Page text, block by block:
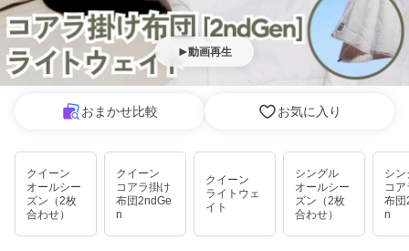
動画再生
おまかせ比較 お気に入り
クイーン
オールシー
ズン（2枚
合わせ）
クイーン
コアラ掛け
布団2ndGe
n
クイーン
ライトウェ
イト
シングル
オールシー
ズン（2枚
合わせ）
シ
コ
布団
n